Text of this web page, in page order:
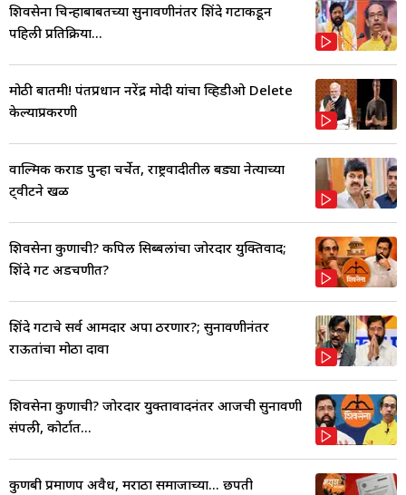
शिवसेना चिन्हाबाबतच्या सुनावणीनंतर शिंदे गटाकडून
पहिली प्रतिक्रिया...
मोठी बातमी! पंतप्रधान नरेंद्र मोदी यांचा व्हिडीओ Delete
केल्याप्रकरणी
वाल्मिक कराड पुन्हा चर्चेत, राष्ट्रवादीतील बड्या नेत्याच्या
ट्वीटने खळ
शिवसेना कुणाची? कपिल सिब्बलांचा जोरदार युक्तिवाद;
शिंदे गट अडचणीत?
शिंदे गटाचे सर्व आमदार अपात्र ठरणार?; सुनावणीनंतर
राऊतांचा मोठा दावा
शिवसेना कुणाची? जोरदार युक्तावादनंतर आजची सुनावणी
संपली, कोर्टात...
कुणबी प्रमाणपत्र अवैध, मराठा समाजाच्या... छत्रपती